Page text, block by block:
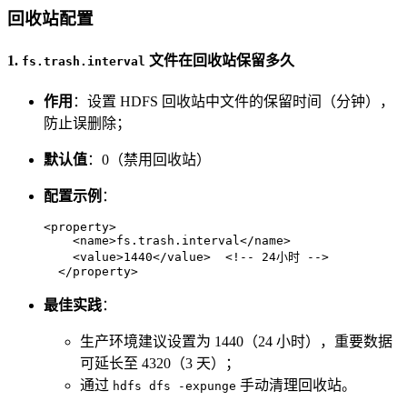
回收站配置
1. fs.trash.interval 文件在回收站保留多久
作用 ：设置 HDFS 回收站中文件的保留时间（分钟），
防止误删除；
默认值：0（禁用回收站）
配置示例 ：
<property>
<name>fs.trash.interval</name>
<value>1440</value>
<!-- 24小时 -->
</property>
最佳实践：
生产环境建议设置为 1440（24 小时），重要数据
可延长至 4320（3 天）；
通过 hdfs dfs -expunge 手动清理回收站。